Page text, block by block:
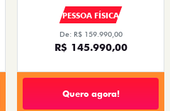
PESSOA FÍSICA
De: R$ 159.990,00
R$ 145.990,00
Quero agora!